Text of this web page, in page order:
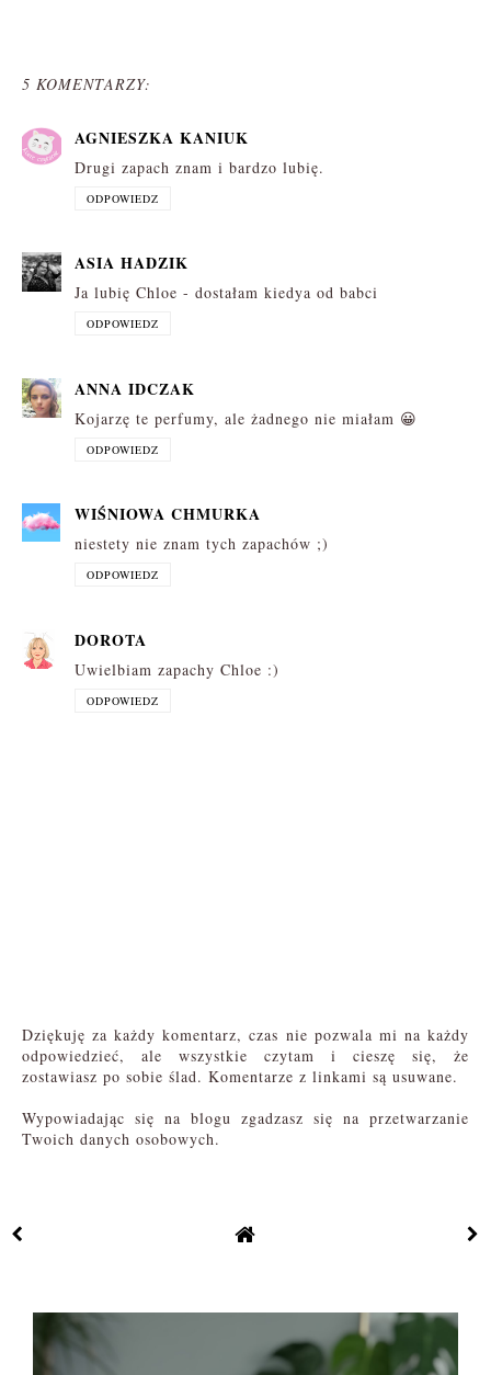
5 KOMENTARZY:
AGNIESZKA KANIUK
Drugi zapach znam i bardzo lubię.
ODPOWIEDZ
ASIA HADZIK
Ja lubię Chloe - dostałam kiedya od babci
ODPOWIEDZ
ANNA IDCZAK
Kojarzę te perfumy, ale żadnego nie miałam 😀
ODPOWIEDZ
WIŚNIOWA CHMURKA
niestety nie znam tych zapachów ;)
ODPOWIEDZ
DOROTA
Uwielbiam zapachy Chloe :)
ODPOWIEDZ
Dziękuję za każdy komentarz, czas nie pozwala mi na każdy
odpowiedzieć, ale wszystkie czytam i cieszę się, że
zostawiasz po sobie ślad. Komentarze z linkami są usuwane.
Wypowiadając się na blogu zgadzasz się na przetwarzanie
Twoich danych osobowych.